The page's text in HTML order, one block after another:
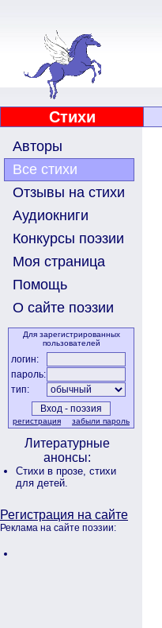
Стихи
Авторы
Все стихи
Отзывы на стихи
Аудиокниги
Конкурсы поэзии
Моя страница
Помощь
О сайте поэзии
Для зарегистрированных
пользователей
логин:
пароль:
тип:
регистрация забыли пароль
Литературные
анонсы:
Стихи в прозе, стихи
для детей.
Регистрация на сайте
Реклама на сайте поэзии: